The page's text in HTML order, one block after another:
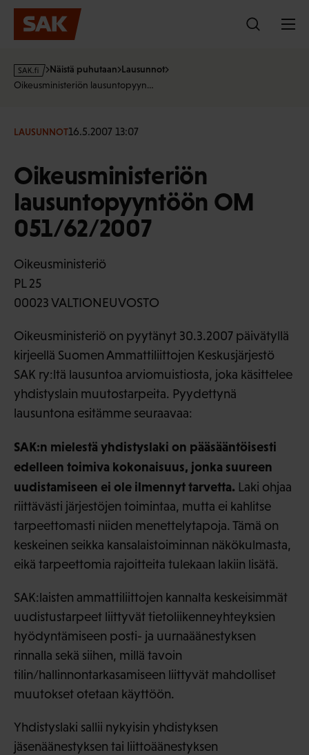
Hyppää
sisältöön
s
a
f
Näistä puhutaan Lausunnot
Oikeusministeriön lausuntopyyn…
LAUSUNNOT16.5.2007 13:07
Oikeusministeriön
lausuntopyyntöön OM
051/62/2007
Oikeusministeriö
PL 25
00023 VALTIONEUVOSTO
Oikeusministeriö on pyytänyt 30.3.2007 päivätyllä
kirjeellä Suomen Ammattiliittojen Keskusjärjestö
SAK ry:ltä lausuntoa arviomuistiosta, joka käsittelee
yhdistyslain muutostarpeita. Pyydettynä
lausuntona esitämme seuraavaa:
SAK:n mielestä yhdistyslaki on pääsääntöisesti
edelleen toimiva kokonaisuus, jonka suureen
uudistamiseen ei ole ilmennyt tarvetta. Laki ohjaa
riittävästi järjestöjen toimintaa, mutta ei kahlitse
tarpeettomasti niiden menettelytapoja. Tämä on
keskeinen seikka kansalaistoiminnan näkökulmasta,
eikä tarpeettomia rajoitteita tulekaan lakiin lisätä.
SAK:laisten ammattiliittojen kannalta keskeisimmät
uudistustarpeet liittyvät tietoliikenneyhteyksien
hyödyntämiseen posti- ja uurnaäänestyksen
rinnalla sekä siihen, millä tavoin
tilin/hallinnontarkasamiseen liittyvät mahdolliset
muutokset otetaan käyttöön.
Yhdistyslaki sallii nykyisin yhdistyksen
jäsenäänestyksen tai liittoäänestyksen